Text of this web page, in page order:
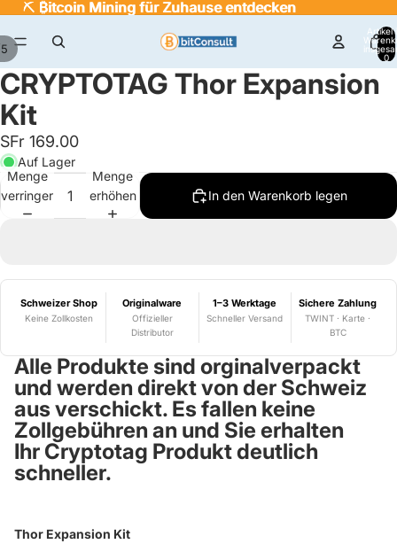
⛏️ ₿itcoin Mining für Zuhause entdecken
⛏️ ₿itcoin Mining für Zuhause entdecken
Artikel
0
5
CRYPTOTAG Thor Expansion
Kit
SFr 169.00
Auf Lager
Menge
verringern
Menge
erhöhen
In den Warenkorb legen
Schweizer Shop
Keine Zollkosten
Originalware
Offizieller
Distributor
1–3 Werktage
Schneller Versand
Sichere Zahlung
TWINT · Karte ·
BTC
Alle Produkte sind orginalverpackt
und werden direkt von der Schweiz
aus verschickt. Es fallen keine
Zollgebühren an und Sie erhalten
Ihr Cryptotag Produkt deutlich
schneller.
Thor Expansion Kit